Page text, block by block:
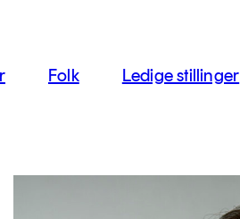
Folk Ledige stillinger